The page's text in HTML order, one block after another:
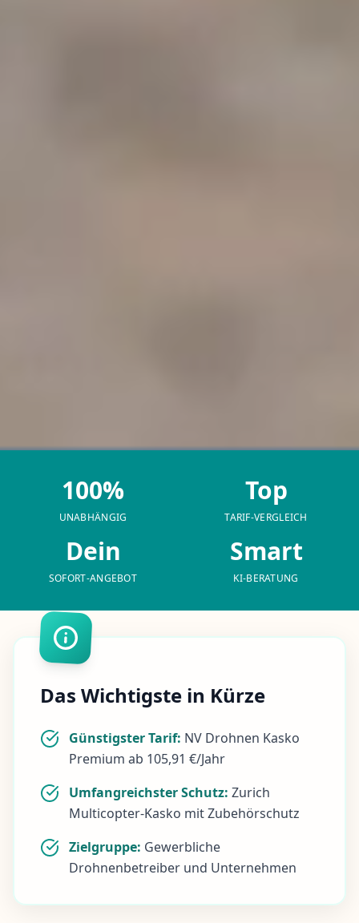
100%
UNABHÄNGIG
Top
TARIF-VERGLEICH
Dein
SOFORT-ANGEBOT
Smart
KI-BERATUNG
Das Wichtigste in Kürze
Günstigster Tarif: NV Drohnen Kasko
Premium ab 105,91 €/Jahr
Umfangreichster Schutz: Zurich
Multicopter-Kasko mit Zubehörschutz
Zielgruppe: Gewerbliche
Drohnenbetreiber und Unternehmen